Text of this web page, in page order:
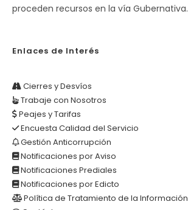
proceden recursos en la vía Gubernativa.
Enlaces de Interés
Cierres y Desvíos
Trabaje con Nosotros
Peajes y Tarifas
Encuesta Calidad del Servicio
Gestión Anticorrupción
Notificaciones por Aviso
Notificaciones Prediales
Notificaciones por Edicto
Política de Tratamiento de la Información